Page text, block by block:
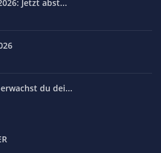
Jetzt abst...
du dei...